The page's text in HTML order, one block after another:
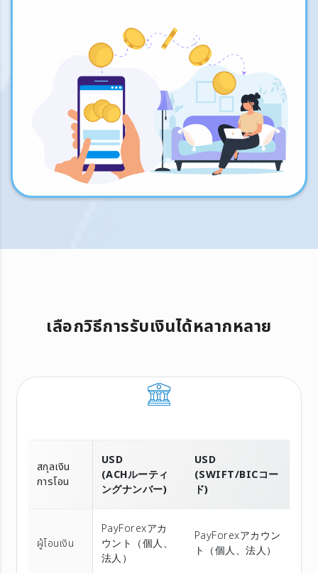
เลือกวิธีการรับเงินได้หลากหลาย
สกุลเงิน
การโอน
USD
(ACHルーティ
ングナンバー)
USD
(SWIFT/BICコー
ド)
ผู้โอนเงิน
PayForexアカ
ウント（個⼈、
法⼈）
PayForexアカウン
ト（個⼈、法⼈）